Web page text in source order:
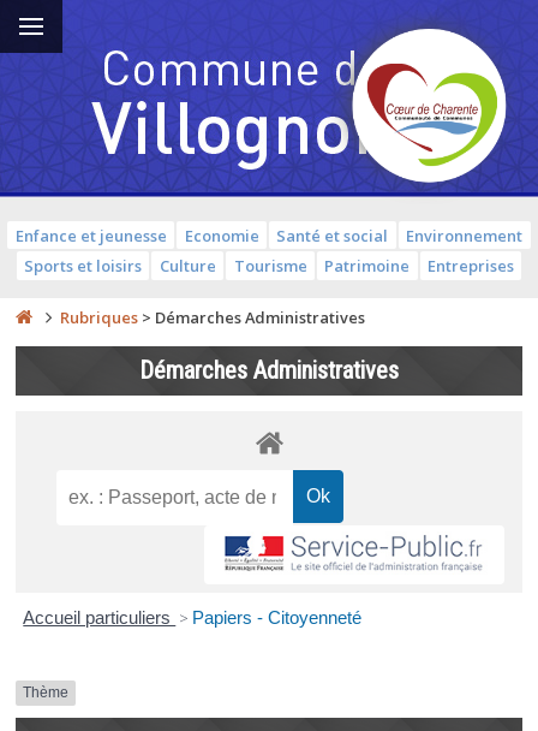
Enfance et jeunesse Economie Santé et social
Environnement
Sports et loisirs
Culture Tourisme Patrimoine Entreprises
Rubriques > Démarches Administratives
Démarches Administratives
Accueil particuliers > Papiers - Citoyenneté
Thème